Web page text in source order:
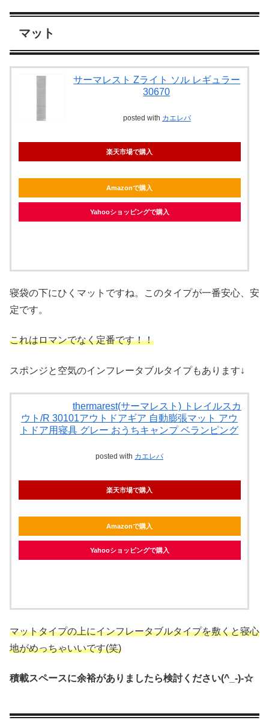
マット
サーマレスト Zライト ソル レギュラー
30670
posted with カエレバ
楽天市場で購入
Amazonで購入
Yahooショッピングで購入
寝袋の下にひくマットですね。このタイプが一番安心、安
定です。
これはロマンでなく定番です！！
スポンジと空気のインフレータブルタイプもあります↓
thermarest(サーマレスト) トレイルスカ
ウト/R 30101アウトドアギア 自動膨張マット アウ
トドア用寝具 グレー おうちキャンプ ベランピング
posted with カエレバ
楽天市場で購入
Amazonで購入
Yahooショッピングで購入
マットタイプの上にインフレータブルタイプを敷くと寝心
地がめっちゃいいです(笑)
積載スペースに余裕がありましたら検討ください(^_-)-☆